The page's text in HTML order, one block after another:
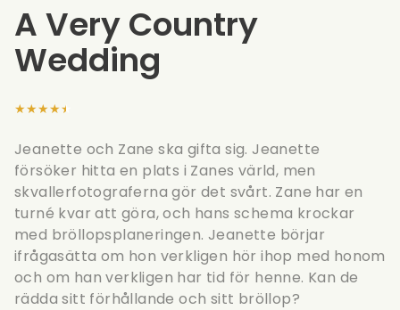
A Very Country
Wedding
★★★★★
Jeanette och Zane ska gifta sig. Jeanette
försöker hitta en plats i Zanes värld, men
skvallerfotograferna gör det svårt. Zane har en
turné kvar att göra, och hans schema krockar
med bröllopsplaneringen. Jeanette börjar
ifrågasätta om hon verkligen hör ihop med honom
och om han verkligen har tid för henne. Kan de
rädda sitt förhållande och sitt bröllop?